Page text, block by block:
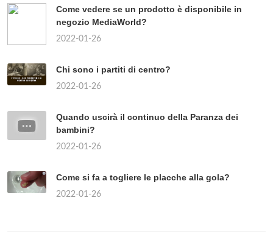
Come vedere se un prodotto è disponibile in
negozio MediaWorld?
2022-01-26
Chi sono i partiti di centro?
2022-01-26
Quando uscirà il continuo della Paranza dei
bambini?
2022-01-26
Come si fa a togliere le placche alla gola?
2022-01-26